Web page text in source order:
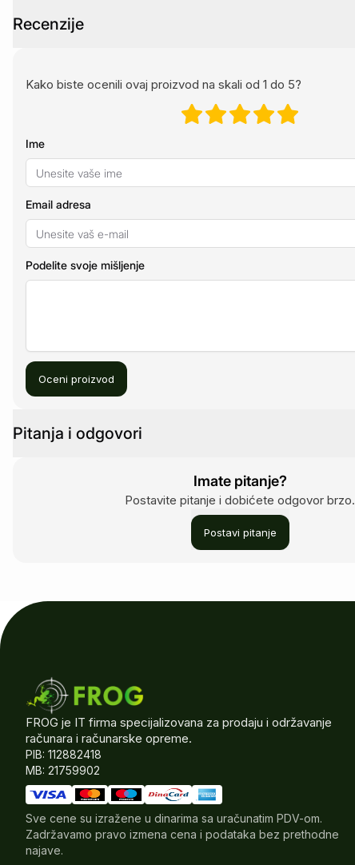
Recenzije
Kako biste ocenili ovaj proizvod na skali od 1 do 5?
Ime
Email adresa
Podelite svoje mišljenje
Oceni proizvod
Pitanja i odgovori
Imate pitanje?
Postavite pitanje i dobićete odgovor brzo.
Postavi pitanje
FROG je IT firma specijalizovana za prodaju i održavanje
računara i računarske opreme.
PIB: 112882418
MB: 21759902
Sve cene su izražene u dinarima sa uračunatim PDV-om.
Zadržavamo pravo izmena cena i podataka bez prethodne
najave.